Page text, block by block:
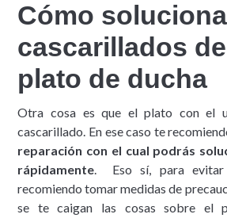
Cómo
cascarillados
plato de ducha
Otra cosa es que el plato con el
cascarillado. En ese caso te
reparación con el cual podrás
rápidamente. Eso sí, para evitar
recomiendo tomar medidas de
se te caigan las cosas sobre el